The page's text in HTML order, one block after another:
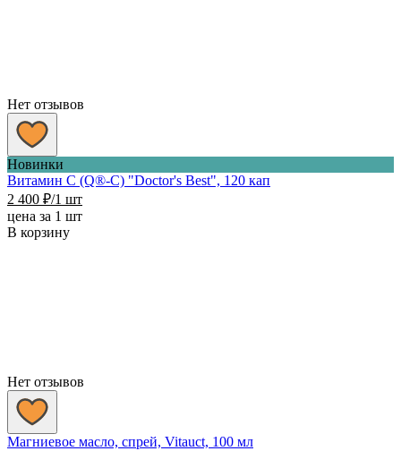
Нет отзывов
Новинки
Витамин C (Q®-C) "Doctor's Best", 120 кап
2 400 ₽/1 шт
цена за 1 шт
В корзину
Нет отзывов
Магниевое масло, спрей, Vitauct, 100 мл